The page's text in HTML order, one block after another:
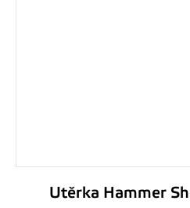
Utěrka Hammer